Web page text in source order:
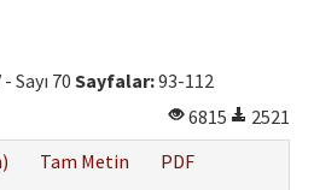
Sayı 70 Sayfalar:93-112
6815
2521
Tam Metin PDF